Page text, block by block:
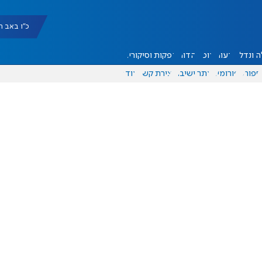
כ"ו באב
ונדל"ן דעות אוכל יהדות הפקות וסיקורים
ספורט פורומים אתר ישיבה יצירת קשר עוד